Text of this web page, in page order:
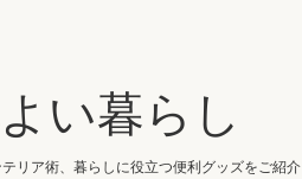
い暮らし
リア術、暮らしに役立つ便利グッズをご紹介